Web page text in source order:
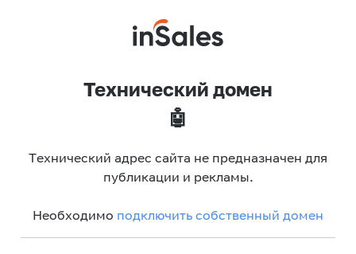
Технический домен
🤖
Технический адрес сайта не предназначен для
публикации и рекламы.
Необходимо подключить собственный домен